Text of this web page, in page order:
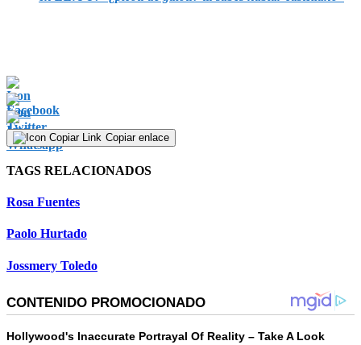
Copiar enlace
TAGS RELACIONADOS
Rosa Fuentes
Paolo Hurtado
Jossmery Toledo